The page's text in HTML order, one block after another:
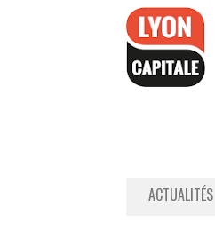
ACTUALITÉS